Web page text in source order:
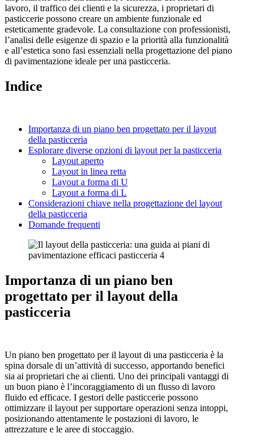
lavoro, il traffico dei clienti e la sicurezza, i proprietari di
pasticcerie possono creare un ambiente funzionale ed
esteticamente gradevole. La consultazione con professionisti,
l’analisi delle esigenze di spazio e la priorità alla funzionalità
e all’estetica sono fasi essenziali nella progettazione del piano
di pavimentazione ideale per una pasticceria.
Indice
Importanza di un piano ben progettato per il layout
della pasticceria
Esplorare diverse opzioni di layout per la pasticceria
Layout aperto
Layout in linea retta
Layout a forma di U
Layout a forma di L
Considerazioni chiave nella progettazione del layout
della pasticceria
Domande frequenti
Importanza di un piano ben
progettato per il layout della
pasticceria
Un piano ben progettato per il layout di una pasticceria è la
spina dorsale di un’attività di successo, apportando benefici
sia ai proprietari che ai clienti. Uno dei principali vantaggi di
un buon piano è l’incoraggiamento di un flusso di lavoro
fluido ed efficace. I gestori delle pasticcerie possono
ottimizzare il layout per supportare operazioni senza intoppi,
posizionando attentamente le postazioni di lavoro, le
attrezzature e le aree di stoccaggio.